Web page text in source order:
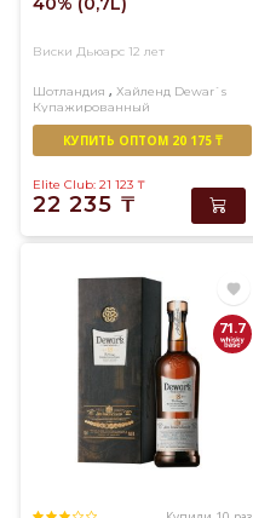
Виски Дьюарс 12 лет
Шотландия , Хайленд Dewar`s
Купажированный
КУПИТЬ ОПТОМ 20 175 ₸
Elite Club: 21 123 ₸
22 235 ₸
71.7